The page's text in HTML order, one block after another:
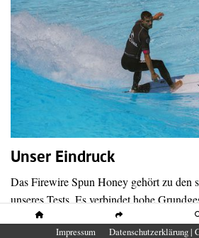
SHARE
Unser Eindruck
Das Firewire Spun Honey gehört zu den
unseres Tests. Es verbindet hohe
Kontrolle und überzeugt besonders in
Board für kleine bis mittlere Wellen sucht
Impressum Datenschutzerklärung |